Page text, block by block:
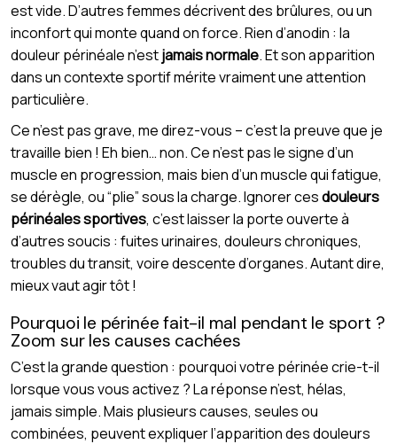
est vide. D’autres femmes décrivent des brûlures, ou un
inconfort qui monte quand on force. Rien d’anodin : la
douleur périnéale n’estjamais normale. Et son apparition
dans un contexte sportif mérite vraiment une attention
particulière.
Ce n’est pas grave, me direz-vous – c’est la preuve que je
travaille bien ! Eh bien… non. Ce n’est pas le signe d’un
muscle en progression, mais bien d’un muscle qui fatigue,
se dérègle, ou “plie” sous la charge. Ignorer cesdouleurs
périnéales sportives, c’est laisser la porte ouverte à
d’autres soucis : fuites urinaires, douleurs chroniques,
troubles du transit, voire descente d’organes. Autant dire,
mieux vaut agir tôt !
Pourquoi le périnée fait-il mal pendant le sport ?
Zoom sur les causes cachées
C’est la grande question : pourquoi votre périnée crie-t-il
lorsque vous vous activez ? La réponse n’est, hélas,
jamais simple. Mais plusieurs causes, seules ou
combinées, peuvent expliquer l’apparition des douleurs